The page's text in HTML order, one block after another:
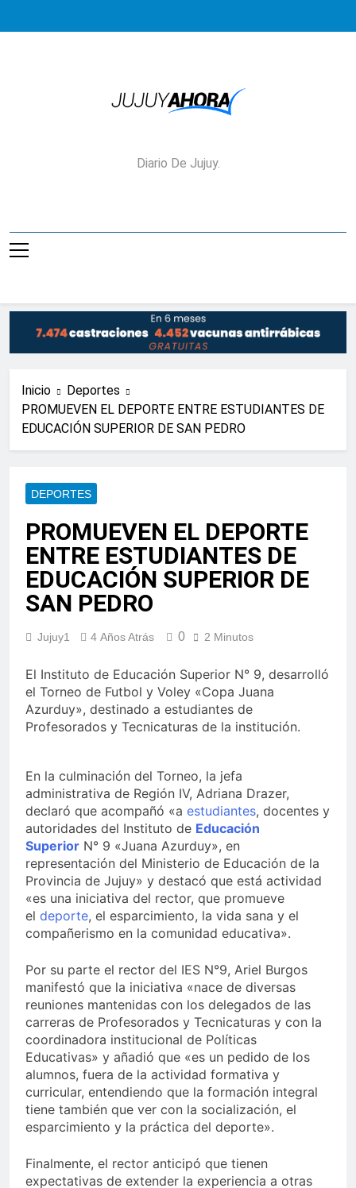
Jujuy Ahora!
Diario De Jujuy.
Inicio
Deportes
PROMUEVEN EL DEPORTE ENTRE ESTUDIANTES DE
EDUCACIÓN SUPERIOR DE SAN PEDRO
DEPORTES
PROMUEVEN EL DEPORTE
ENTRE ESTUDIANTES DE
EDUCACIÓN SUPERIOR DE
SAN PEDRO
Jujuy1 4 Años Atrás 0 2 Minutos
El Instituto de Educación Superior N° 9, desarrolló
el Torneo de Futbol y Voley «Copa Juana
Azurduy», destinado a estudiantes de
Profesorados y Tecnicaturas de la institución.
En la culminación del Torneo, la jefa
administrativa de Región IV, Adriana Drazer,
declaró que acompañó «a estudiantes, docentes y
autoridades del Instituto de Educación
Superior N° 9 «Juana Azurduy», en
representación del Ministerio de Educación de la
Provincia de Jujuy» y destacó que está actividad
«es una iniciativa del rector, que promueve
el deporte, el esparcimiento, la vida sana y el
compañerismo en la comunidad educativa».
Por su parte el rector del IES N°9, Ariel Burgos
manifestó que la iniciativa «nace de diversas
reuniones mantenidas con los delegados de las
carreras de Profesorados y Tecnicaturas y con la
coordinadora institucional de Políticas
Educativas» y añadió que «es un pedido de los
alumnos, fuera de la actividad formativa y
curricular, entendiendo que la formación integral
tiene también que ver con la socialización, el
esparcimiento y la práctica del deporte».
Finalmente, el rector anticipó que tienen
expectativas de extender la experiencia a otras